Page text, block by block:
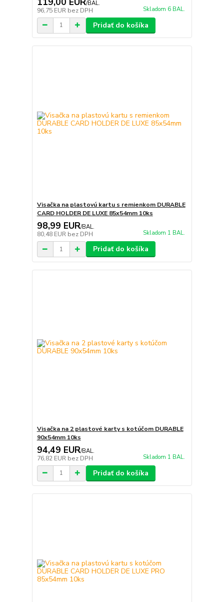
/BAL.
96,75 EUR bez DPH Skladom 6 BAL.
Pridať do košíka
Visačka na plastovú kartu s remienkom DURABLE
CARD HOLDER DE LUXE 85x54mm 10ks
98,99 EUR/BAL.
80,48 EUR bez DPH Skladom 1 BAL.
Pridať do košíka
Visačka na 2 plastové karty s kotúčom DURABLE
90x54mm 10ks
94,49 EUR/BAL.
76,82 EUR bez DPH Skladom 1 BAL.
Pridať do košíka